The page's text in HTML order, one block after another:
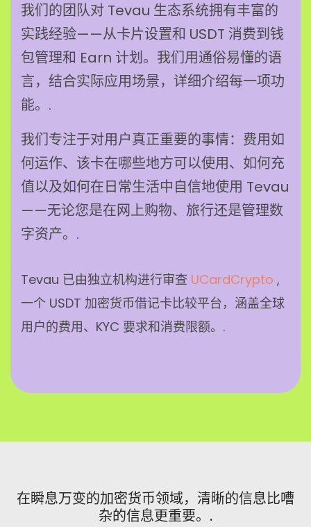
我们的团队对 Tevau 生态系统拥有丰富的
实践经验——从卡片设置和 USDT 消费到钱
包管理和 Earn 计划。我们用通俗易懂的语
言，结合实际应用场景，详细介绍每一项功
能。.
我们专注于对用户真正重要的事情：费用如
何运作、该卡在哪些地方可以使用、如何充
值以及如何在日常生活中自信地使用 Tevau
——无论您是在网上购物、旅行还是管理数
字资产。.
Tevau 已由独立机构进行审查 UCardCrypto ,
一个 USDT 加密货币借记卡比较平台，涵盖全球
用户的费用、KYC 要求和消费限额。.
在瞬息万变的加密货币领域，清晰的信息比嘈
杂的信息更重要。.